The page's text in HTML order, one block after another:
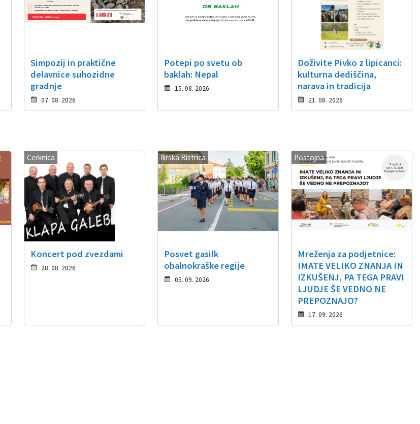
Simpozij in praktične
delavnice suhozidne
gradnje
07. 08. 2026
Potepi po svetu ob
baklah: Nepal
15. 08. 2026
Doživite Pivko z lipicanci:
kulturna dediščina,
narava in tradicija
21. 08. 2026
Cerknica
Koncert pod zvezdami
28. 08. 2026
Ilirska Bistrica
Posvet gasilk
obalnokraške regije
05. 09. 2026
Postojna
Mreženja za podjetnice:
IMATE VELIKO ZNANJA IN
IZKUŠENJ, PA TEGA PRAVI
LJUDJE ŠE VEDNO NE
PREPOZNAJO?
17. 09. 2026